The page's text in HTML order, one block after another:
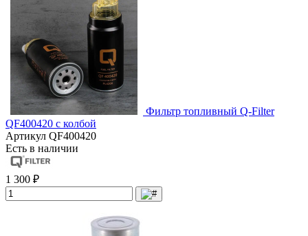
Фильтр топливный Q-Filter
QF400420 с колбой
Артикул QF400420
Есть в наличии
1 300 ₽